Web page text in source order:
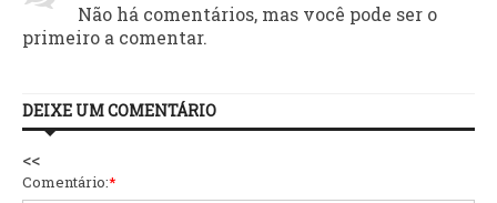
Não há comentários, mas você pode ser o
primeiro a comentar.
DEIXE UM COMENTÁRIO
<<
Comentário:*